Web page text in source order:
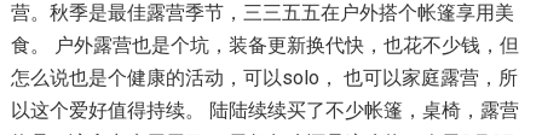
营。秋季是最佳露营季节，三三五五在户外搭个帐篷享用美
食。 户外露营也是个坑，装备更新换代快，也花不少钱，但
怎么说也是个健康的活动，可以solo， 也可以家庭露营，所
以这个爱好值得持续。 陆陆续续买了不少帐篷，桌椅，露营